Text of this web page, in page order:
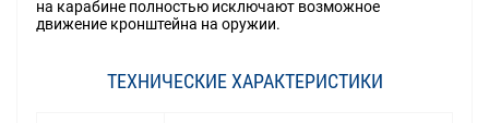
на карабине полностью исключают возможное
движение кронштейна на оружии.
ТЕХНИЧЕСКИЕ ХАРАКТЕРИСТИКИ